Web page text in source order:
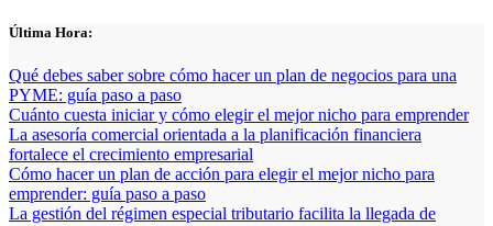
Saltar
contenido
Última Hora:
Qué debes saber sobre cómo hacer un plan de negocios para una
PYME: guía paso a paso
Cuánto cuesta iniciar y cómo elegir el mejor nicho para emprender
La asesoría comercial orientada a la planificación financiera
fortalece el crecimiento empresarial
Cómo hacer un plan de acción para elegir el mejor nicho para
emprender: guía paso a paso
La gestión del régimen especial tributario facilita la llegada de